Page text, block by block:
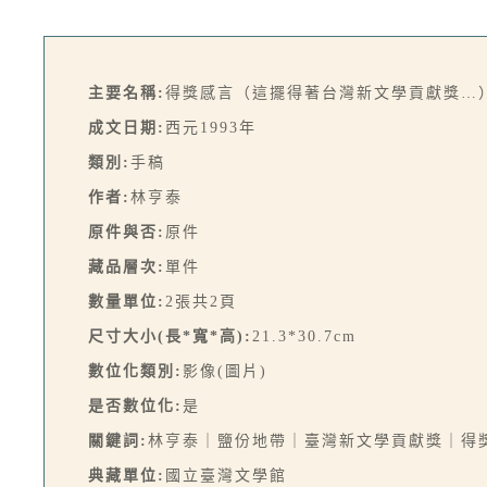
主要名稱: 得獎感言（這擺得著台灣新文學貢獻獎…）
成文日期: 西元1993年
類別: 手稿
作者: 林亨泰
原件與否: 原件
藏品層次: 單件
數量單位: 2張共2頁
尺寸大小(長*寬*高): 21.3*30.7cm
數位化類別: 影像(圖片)
是否數位化: 是
關鍵詞: 林亨泰｜鹽份地帶｜臺灣新文學貢獻獎｜得
典藏單位: 國立臺灣文學館